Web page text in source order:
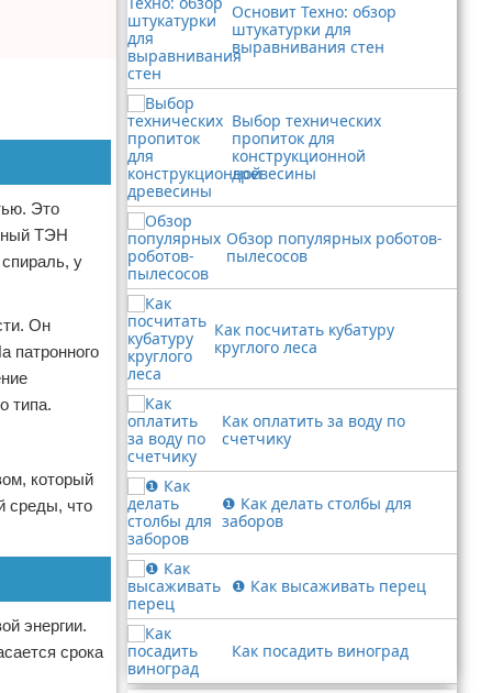
Это
ТЭН
у
Он
патронного
типа.
который
среды, что
энергии.
срока
Основит Техно: обзор
штукатурки для
выравнивания стен
Выбор технических
пропиток для
конструкционной
древесины
Обзор популярных роботов-
пылесосов
Как посчитать кубатуру
круглого леса
Как оплатить за воду по
счетчику
❶ Как делать столбы для
заборов
❶ Как высаживать перец
Как посадить виноград